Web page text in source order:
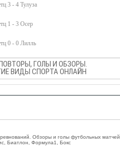
3 - 4 Тулуза
1 - 3 Осер
0 - 0 Лилль
ГОЛЫ И ОБЗОРЫ.
ВИДЫ СПОРТА ОНЛАЙН
Обзоры и голы футбольных матчей.
Биатлон, Формула1, Бокс